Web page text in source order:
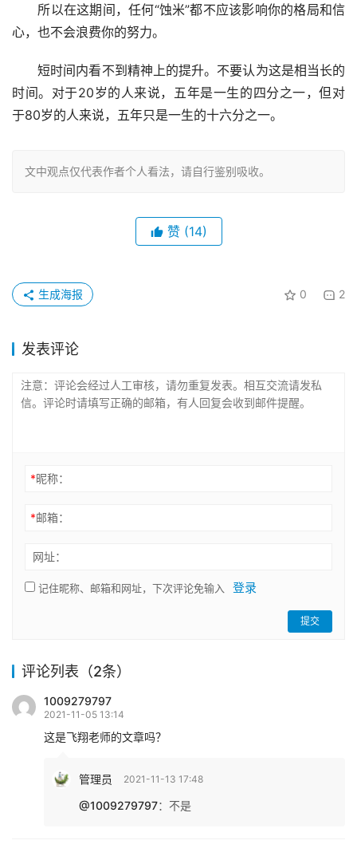
所以在这期间，任何“蚀米”都不应该影响你的格局和信
心，也不会浪费你的努力。
短时间内看不到精神上的提升。不要认为这是相当长的
时间。对于20岁的人来说，五年是一生的四分之一，但对
于80岁的人来说，五年只是一生的十六分之一。
文中观点仅代表作者个人看法，请自行鉴别吸收。
赞 (14)
0 2
生成海报
发表评论
*昵称：
*邮箱：
网址：
记住昵称、邮箱和网址，下次评论免输入 登录
提交
评论列表（2条）
1009279797
2021-11-05 13:14
这是飞翔老师的文章吗？
管理员 2021-11-13 17:48
@1009279797： 不是